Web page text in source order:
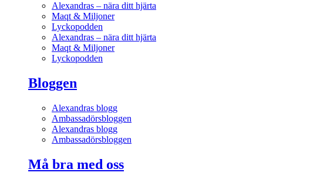
Alexandras – nära ditt hjärta
Maqt & Miljoner
Lyckopodden
Alexandras – nära ditt hjärta
Maqt & Miljoner
Lyckopodden
Bloggen
Alexandras blogg
Ambassadörsbloggen
Alexandras blogg
Ambassadörsbloggen
Må bra med oss